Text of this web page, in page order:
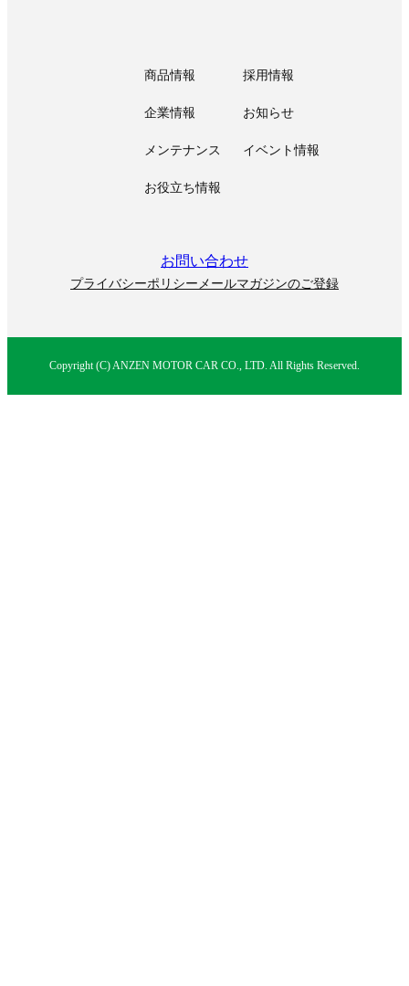
商品情報 採用情報
企業情報 お知らせ
メンテナンス イベント情報
お役立ち情報
お問い合わせ
プライバシーポリシー メールマガジンのご登録
Copyright (C) ANZEN MOTOR CAR CO., LTD. All Rights Reserved.